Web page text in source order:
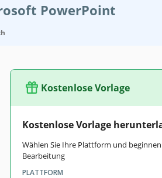
PowerPoint
Kostenlose Vorlage
Kostenlose Vorlage
Wählen Sie Ihre Plattform und
Bearbeitung
PLATTFORM